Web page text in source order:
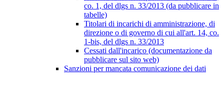
co. 1, del dlgs n. 33/2013 (da pubblicare in
tabelle)
Titolari di incarichi di amministrazione, di
direzione o di governo di cui all'art. 14, co.
1-bis, del dlgs n. 33/2013
Cessati dall'incarico (documentazione da
pubblicare sul sito web)
Sanzioni per mancata comunicazione dei dati